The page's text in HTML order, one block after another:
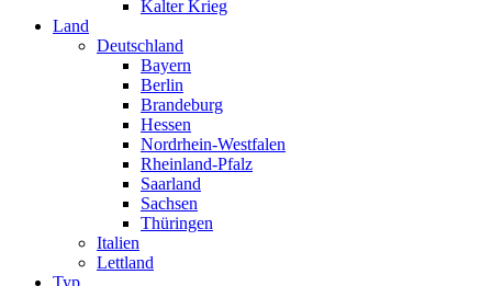
Kalter Krieg
Land
Deutschland
Bayern
Berlin
Brandeburg
Hessen
Nordrhein-Westfalen
Rheinland-Pfalz
Saarland
Sachsen
Thüringen
Italien
Lettland
Typ